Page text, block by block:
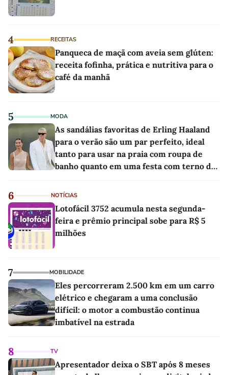
4 RECEITAS
Panqueca de maçã com aveia sem glúten:
receita fofinha, prática e nutritiva para o
café da manhã
5 MODA
As sandálias favoritas de Erling Haaland
para o verão são um par perfeito, ideal
tanto para usar na praia com roupa de
banho quanto em uma festa com terno de
6 NOTÍCIAS
Lotofácil 3752 acumula nesta segunda-
feira e prêmio principal sobe para R$ 5
milhões
7 MOBILIDADE
Eles percorreram 2.500 km em um carro
elétrico e chegaram a uma conclusão
difícil: o motor a combustão continua
imbatível na estrada
8 TV
Apresentador deixa o SBT após 8 meses